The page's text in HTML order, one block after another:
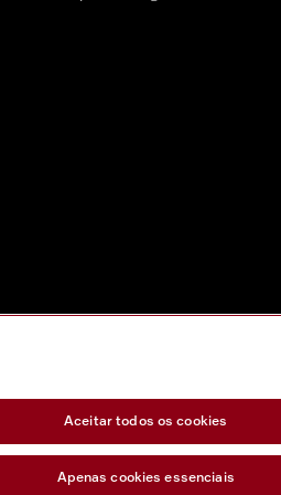
Aceitar todos os cookies
Apenas cookies essenciais